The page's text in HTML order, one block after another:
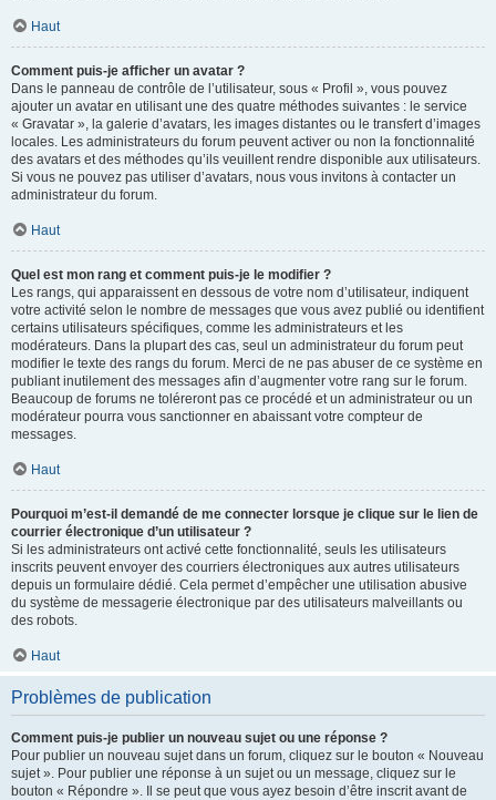
Haut
Comment puis-je afficher un avatar ?
Dans le panneau de contrôle de l’utilisateur, sous « Profil », vous pouvez
ajouter un avatar en utilisant une des quatre méthodes suivantes : le service
« Gravatar », la galerie d’avatars, les images distantes ou le transfert d’images
locales. Les administrateurs du forum peuvent activer ou non la fonctionnalité
des avatars et des méthodes qu’ils veuillent rendre disponible aux utilisateurs.
Si vous ne pouvez pas utiliser d’avatars, nous vous invitons à contacter un
administrateur du forum.
Haut
Quel est mon rang et comment puis-je le modifier ?
Les rangs, qui apparaissent en dessous de votre nom d’utilisateur, indiquent
votre activité selon le nombre de messages que vous avez publié ou identifient
certains utilisateurs spécifiques, comme les administrateurs et les
modérateurs. Dans la plupart des cas, seul un administrateur du forum peut
modifier le texte des rangs du forum. Merci de ne pas abuser de ce système en
publiant inutilement des messages afin d’augmenter votre rang sur le forum.
Beaucoup de forums ne toléreront pas ce procédé et un administrateur ou un
modérateur pourra vous sanctionner en abaissant votre compteur de
messages.
Haut
Pourquoi m’est-il demandé de me connecter lorsque je clique sur le lien de
courrier électronique d’un utilisateur ?
Si les administrateurs ont activé cette fonctionnalité, seuls les utilisateurs
inscrits peuvent envoyer des courriers électroniques aux autres utilisateurs
depuis un formulaire dédié. Cela permet d’empêcher une utilisation abusive
du système de messagerie électronique par des utilisateurs malveillants ou
des robots.
Haut
Problèmes de publication
Comment puis-je publier un nouveau sujet ou une réponse ?
Pour publier un nouveau sujet dans un forum, cliquez sur le bouton « Nouveau
sujet ». Pour publier une réponse à un sujet ou un message, cliquez sur le
bouton « Répondre ». Il se peut que vous ayez besoin d’être inscrit avant de